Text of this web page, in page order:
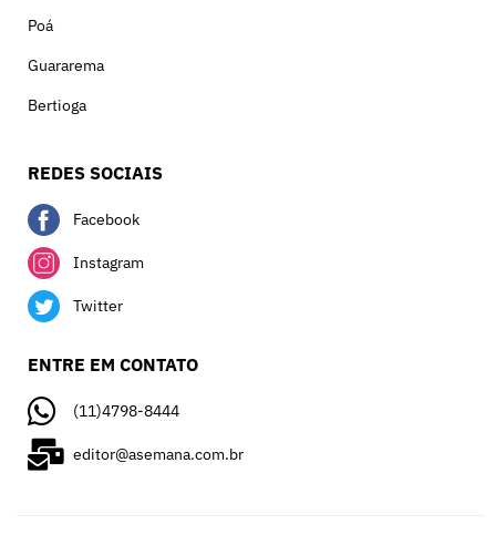
Poá
Guararema
Bertioga
REDES SOCIAIS
Facebook
Instagram
Twitter
ENTRE EM CONTATO
(11)4798-8444
editor@asemana.com.br